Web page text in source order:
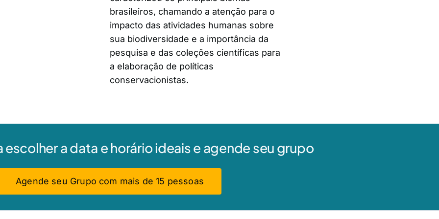
brasileiros, chamando a atenção para o
impacto das atividades humanas sobre
sua biodiversidade e a importância da
pesquisa e das coleções científicas para
a elaboração de políticas
conservacionistas.
escolher a data e horário ideais e agende seu grupo
Agende seu Grupo com mais de 15 pessoas